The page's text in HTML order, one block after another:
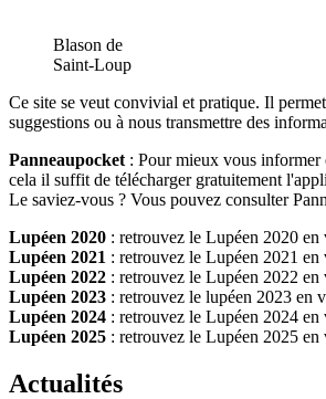
Blason de
Saint-Loup
Ce site se veut convivial et pratique. Il
suggestions ou à nous transmettre des
Panneaupocket : Pour mieux vous informer
cela il suffit de télécharger gratuitement
Le saviez-vous ? Vous pouvez consulter
Lupéen 2020 : retrouvez le Lupéen 2020 en
Lupéen 2021 : retrouvez le Lupéen 2021 en
Lupéen 2022 : retrouvez le Lupéen 2022 en
Lupéen 2023 : retrouvez le lupéen 2023 en
Lupéen 2024 : retrouvez le Lupéen 2024 en
Lupéen 2025 : retrouvez le Lupéen 2025 en
Actualités